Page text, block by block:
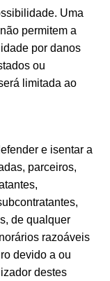
Uma
permitem a
por danos
ou
limitada ao
e isentar a
parceiros,
de qualquer
razoáveis
devido a ou
destes